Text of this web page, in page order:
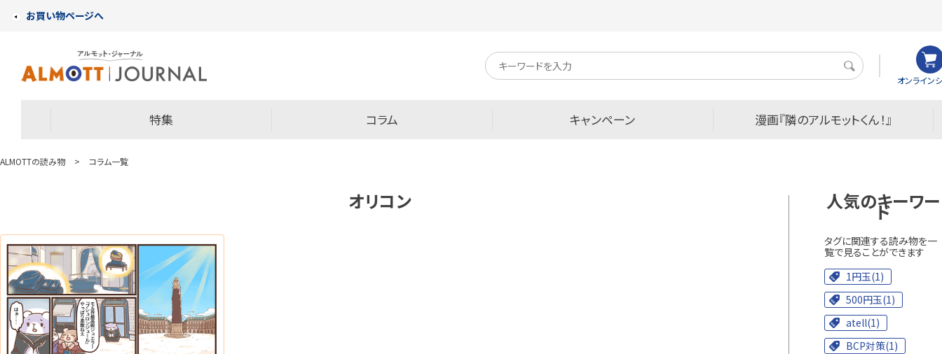
お買い物ページへ
キ
ワ
検
索
オンライン
特集 コラム キャンペーン 漫画『隣のアルモットくん！』
ALMOTTの読み物 > コラム一覧
オリコン 人気のキーワー
ド
タグに関連する読み物を一
覧で見ることができます
1円玉(1)
500円玉(1)
atell(1)
BCP対策(1)